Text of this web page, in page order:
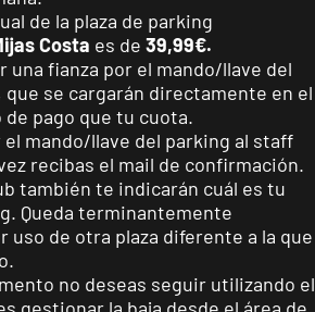
Málaga
Mallorca
Camp
Serralta
Carrer Batle
Emili Darder,
53, Palma de
Mallorca,
VISITAR
de la plaza de parking
Costa es de 39,99€.
una fianza por el mando/llave del
que se cargarán directamente en el
pago que tu cuota.
mando/llave del parking al staff
recibas el mail de confirmación.
también te indicarán cuál es tu
Queda terminantemente
uso de otra plaza diferente a la que
no deseas seguir utilizando el